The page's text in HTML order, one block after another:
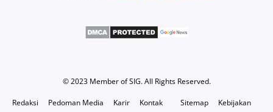
© 2023 Member ofSIG. All Rights Reserved.
Redaksi
Pedoman Media
Karir
Kontak
Sitemap
Kebijakan